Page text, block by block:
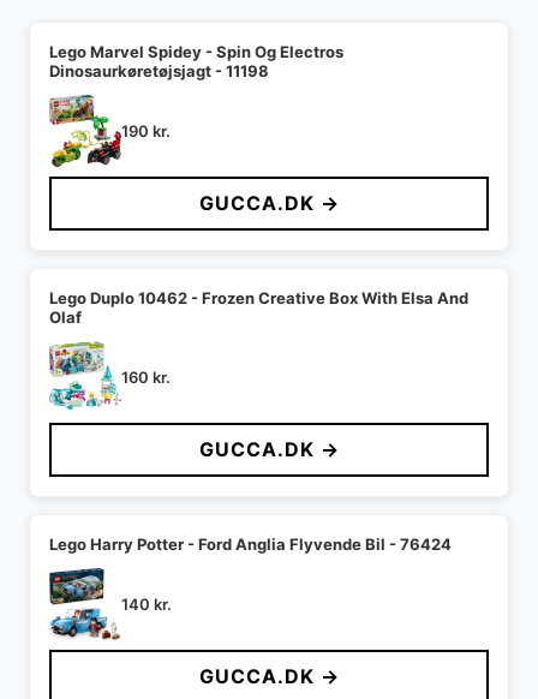
Lego Marvel Spidey - Spin Og Electros
Dinosaurkøretøjsjagt - 11198
190 kr.
GUCCA.DK →
Lego Duplo 10462 - Frozen Creative Box With Elsa And
Olaf
160 kr.
GUCCA.DK →
Lego Harry Potter - Ford Anglia Flyvende Bil - 76424
140 kr.
GUCCA.DK →